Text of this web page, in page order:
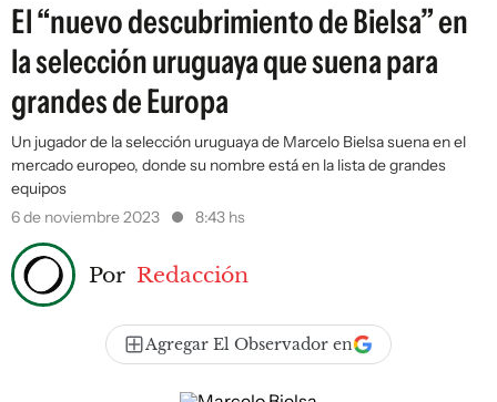
El “nuevo descubrimiento de Bielsa” en
la selección uruguaya que suena para
grandes de Europa
Un jugador de la selección uruguaya de Marcelo Bielsa suena en el
mercado europeo, donde su nombre está en la lista de grandes
equipos
6 de noviembre 2023
8:43 hs
Por Redacción
Agregar El Observador en